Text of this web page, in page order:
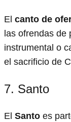
El canto de
las ofrendas de
instrumental o
el sacrificio de
7. Santo
El Santo es